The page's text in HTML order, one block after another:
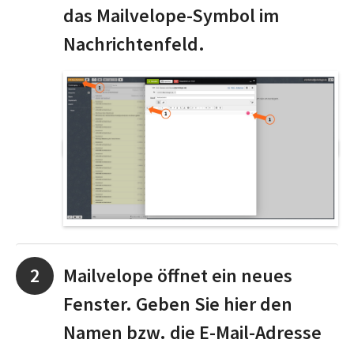
das Mailvelope-Symbol im
Nachrichtenfeld.
Mailvelope öffnet ein neues
Fenster. Geben Sie hier den
Namen bzw. die E-Mail-Adresse